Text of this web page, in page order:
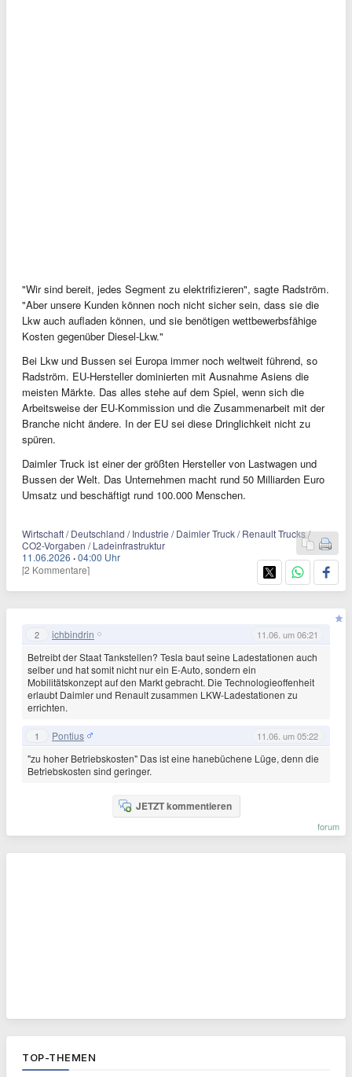
"Wir sind bereit, jedes Segment zu elektrifizieren", sagte Radström.
"Aber unsere Kunden können noch nicht sicher sein, dass sie die
Lkw auch aufladen können, und sie benötigen wettbewerbsfähige
Kosten gegenüber Diesel-Lkw."
Bei Lkw und Bussen sei Europa immer noch weltweit führend, so
Radström. EU-Hersteller dominierten mit Ausnahme Asiens die
meisten Märkte. Das alles stehe auf dem Spiel, wenn sich die
Arbeitsweise der EU-Kommission und die Zusammenarbeit mit der
Branche nicht ändere. In der EU sei diese Dringlichkeit nicht zu
spüren.
Daimler Truck ist einer der größten Hersteller von Lastwagen und
Bussen der Welt. Das Unternehmen macht rund 50 Milliarden Euro
Umsatz und beschäftigt rund 100.000 Menschen.
Wirtschaft / Deutschland / Industrie / Daimler Truck / Renault Trucks /
CO2-Vorgaben / Ladeinfrastruktur
11.06.2026 ·04:00 Uhr
[2 Kommentare]
2 ichbindrin 11.06. um 06:21
Betreibt der Staat Tankstellen? Tesla baut seine Ladestationen auch
selber und hat somit nicht nur ein E-Auto, sondern ein
Mobilitätskonzept auf den Markt gebracht. Die Technologieoffenheit
erlaubt Daimler und Renault zusammen LKW-Ladestationen zu
errichten.
1 Pontius 11.06. um 05:22
"zu hoher Betriebskosten" Das ist eine hanebüchene Lüge, denn die
Betriebskosten sind geringer.
JETZT kommentieren
forum
TOP-THEMEN